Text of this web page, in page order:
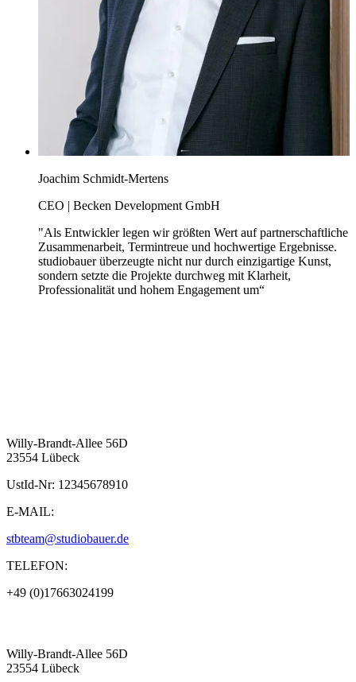
Joachim Schmidt-Mertens
CEO | Becken Development GmbH
"Als Entwickler legen wir größten Wert auf partnerschaftliche
Zusammenarbeit, Termintreue und hochwertige Ergebnisse.
studiobauer überzeugte nicht nur durch einzigartige Kunst,
sondern setzte die Projekte durchweg mit Klarheit,
Professionalität und hohem Engagement um“
Willy-Brandt-Allee 56D
23554 Lübeck
UstId-Nr: 12345678910
E-MAIL:
stbteam@studiobauer.de
TELEFON:
+49 (0)17663024199
Willy-Brandt-Allee 56D
23554 Lübeck